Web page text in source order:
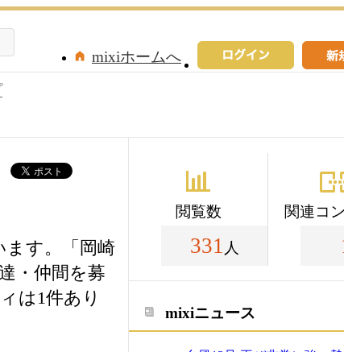
mixiホームへ
ます。「岡崎
・仲間を募
は1件あり
閲覧数
331 人
関連コ
mixiニュース